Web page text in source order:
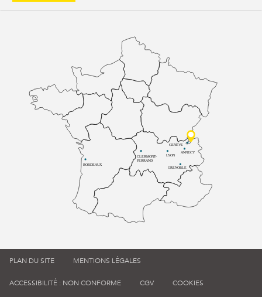
BORDEAUX
CLERMONT-
FERRAND
LYON
ANNECY
GRENOBLE
GENÈVE
PLAN DU SITE MENTIONS LÉGALES
ACCESSIBILITÉ : NON CONFORME CGV COOKIES